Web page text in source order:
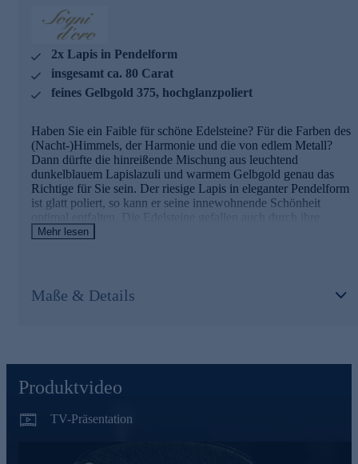
Was die Qualität unserer Schmuckstücke angeht, gehen wir
keine Kompromisse ein. Unsere Schmuckwaren durchlaufen
in unserer Qualitätssicherung sowie seitens unserer
Lieferanten strengste Prüfprozesse. Unter anderem gehört
dazu die Prüfung auf Konformität mit den Bestimmungen
der Schweizer Edelmetallkontrollgesetzgebung.
Auslieferung mit Zertifikat.
gleich hier online bestellen.
2x Lapis in Pendelform
insgesamt ca. 80 Carat
feines Gelbgold 375, hochglanzpoliert
Haben Sie ein Faible für schöne Edelsteine? Für die Farben des
(Nacht-)Himmels, der Harmonie und die von edlem Metall?
Dann dürfte die hinreißende Mischung aus leuchtend
dunkelblauem Lapislazuli und warmem Gelbgold genau das
Richtige für Sie sein. Der riesige Lapis in eleganter Pendelform
ist glatt poliert, so kann er seine innewohnende Schönheit
optimal entfalten. Die Edelsteine gefallen auch durch ihre
eindrucksvolle Größe mit 3,5 cm Länge. Bei jeder
Ihr Vorteil: Schmuck in geprüfter Top-Qualität
strengste Prüfprozesse. Unter anderem gehört dazu die Prüfung
auf Konformität mit den Bestimmungen der Schweizer
Edelmetallkontrollgesetzgebung. Auslieferung mit Zertifikat.
Vielseitiger Schmuck für Alltag und Feste. Am besten
Mehr lesen
Maße & Details
Produktvideo
TV-Präsentation